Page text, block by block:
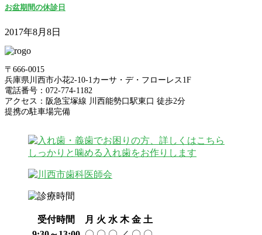
お盆期間の休診日
2017年8月8日
〒666-0015
兵庫県川西市小花2-10-1カーサ・デ・フローレス1F
電話番号：072-774-1182
アクセス：阪急宝塚線 川西能勢口駅東口 徒歩2分
提携の駐車場完備
受付時間 月 火 水 木 金 土